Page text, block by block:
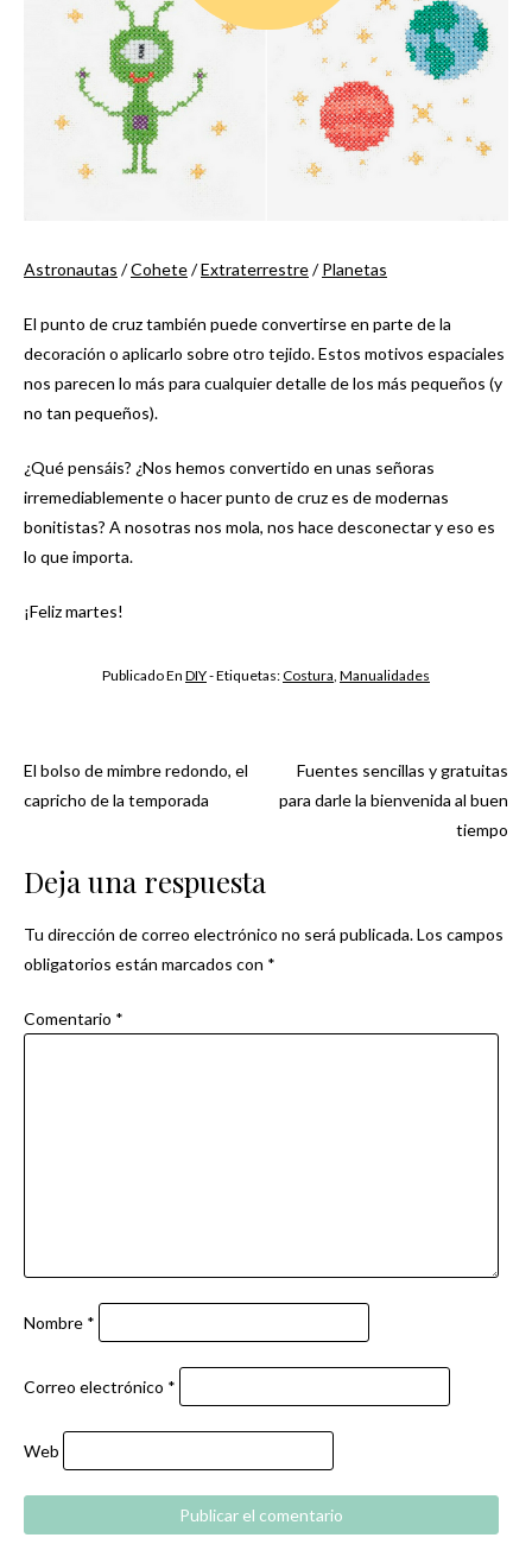
Astronautas /Cohete/Extraterrestre/Planetas
El punto de cruz también puede convertirse en parte de la
decoración o aplicarlo sobre otro tejido. Estos motivos espaciales
nos parecen lo más para cualquier detalle de los más pequeños (y
no tan pequeños).
¿Qué pensáis? ¿Nos hemos convertido en unas señoras
irremediablemente o hacer punto de cruz es de modernas
bonitistas? A nosotras nos mola, nos hace desconectar y eso es
lo que importa.
¡Feliz martes!
Publicado En DIY- Etiquetas:Costura, Manualidades
Navegación
El bolso de mimbre redondo, el
capricho de la temporada
Fuentes sencillas y gratuitas
para darle la bienvenida al buen
tiempo
Deja una respuesta
Tu dirección de correo electrónico no será publicada.Los campos
obligatorios están marcados con *
Comentario *
Nombre *
Correo electrónico *
Web